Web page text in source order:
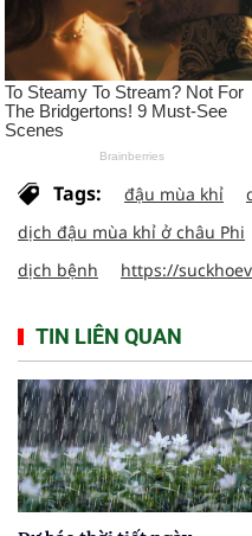
Tags: đậu mùa khỉ
dịch đậu mùa khỉ ở châu Phi
dịch bệnh
https://
TIN LIÊN QUAN